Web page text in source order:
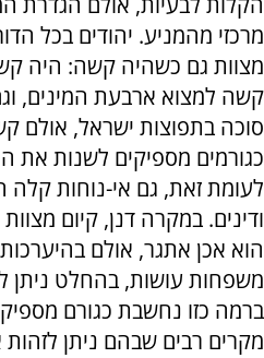
מרכזי מהמניע. יהודים בכל
מצוות גם כשהיה קשה: היה
קשה למצוא ארבעת המינים,
סוכה בתפוצות ישראל, אולם
כגורמים מספיקים לשנות את
לעומת זאת, גם אי-נוחות קלה
ודינים. במקרה דנן, קיום
הוא אכן אתגר, אולם
משפחות עושות, בהחלט ניתן
ברמה כזו נחשבת כגורם
מקרים רבים שבהם ניתן לזהות